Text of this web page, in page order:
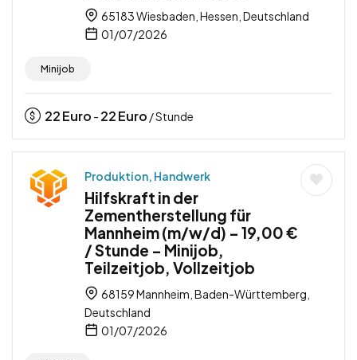
65183 Wiesbaden, Hessen, Deutschland
01/07/2026
Minijob
22Euro - 22Euro / Stunde
Produktion, Handwerk
Hilfskraft in der
Zementherstellung für
Mannheim (m/w/d) – 19,00 €
/ Stunde – Minijob,
Teilzeitjob, Vollzeitjob
68159 Mannheim, Baden-Württemberg,
Deutschland
01/07/2026